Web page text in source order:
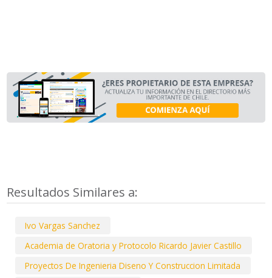
Resultados Similares a:
Ivo Vargas Sanchez
Academia de Oratoria y Protocolo Ricardo Javier Castillo
Proyectos De Ingenieria Diseno Y Construccion Limitada